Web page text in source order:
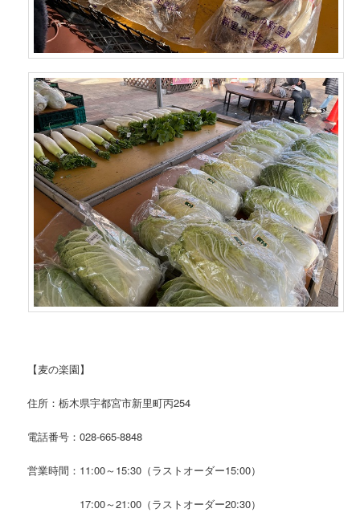
【麦の楽園】
住所：栃木県宇都宮市新里町丙254
電話番号：028-665-8848
営業時間：11:00～15:30（ラストオーダー15:00）
17:00～21:00（ラストオーダー20:30）